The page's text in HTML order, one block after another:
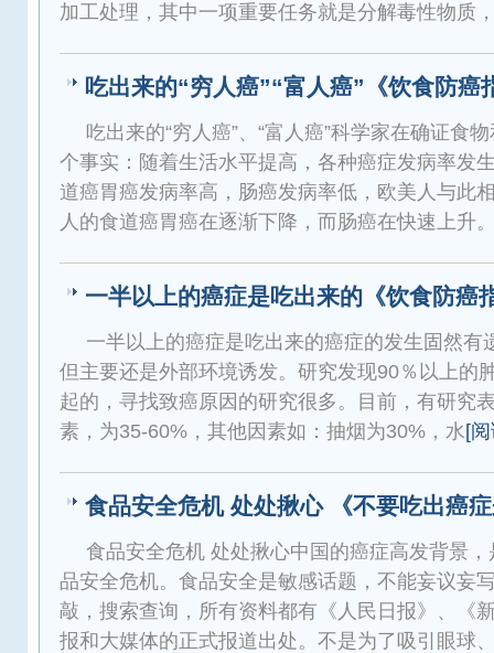
加工处理，其中一项重要任务就是分解毒性物质
吃出来的“穷人癌”“富人癌”《饮食防癌
吃出来的“穷人癌”、“富人癌”科学家在确证食
个事实：随着生活水平提高，各种癌症发病率发
道癌胃癌发病率高，肠癌发病率低，欧美人与此
人的食道癌胃癌在逐渐下降，而肠癌在快速上升
一半以上的癌症是吃出来的《饮食防癌
一半以上的癌症是吃出来的癌症的发生固然有
但主要还是外部环境诱发。研究发现90％以上的
起的，寻找致癌原因的研究很多。目前，有研究
素，为35-60%，其他因素如：抽烟为30%，水[
食品安全危机 处处揪心 《不要吃出癌
食品安全危机 处处揪心中国的癌症高发背景
品安全危机。食品安全是敏感话题，不能妄议妄
敲，搜索查询，所有资料都有《人民日报》、《
报和大媒体的正式报道出处。不是为了吸引眼球